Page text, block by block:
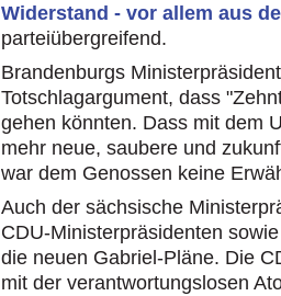
Widerstand - vor allem aus
parteiübergreifend.
Brandenburgs
Totschlagargument, dass
gehen könnten. Dass mit dem
mehr neue, saubere und
war dem Genossen keine
Auch der sächsische
CDU-Ministerpräsidenten
die neuen Gabriel-Pläne. Die
mit der verantwortungslosen